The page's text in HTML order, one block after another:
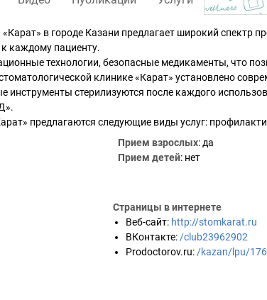
в городе Казани предлагает широкий спектр
каждому пациенту.
технологии, безопасные медикаменты, что
клинике «Карат» установлено
инструменты стерилизуются после каждого
предлагаются следующие виды услуг:
Прием взрослых: да
Прием детей: нет
Страницы в интернете
Веб-сайт: http://stomkarat.ru
ВКонтакте: /club23962902
Prodoctorov.ru: /kazan/lpu/